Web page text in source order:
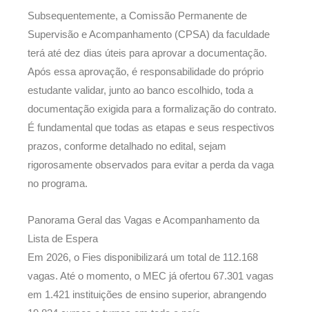
Subsequentemente, a Comissão Permanente de
Supervisão e Acompanhamento (CPSA) da faculdade
terá até dez dias úteis para aprovar a documentação.
Após essa aprovação, é responsabilidade do próprio
estudante validar, junto ao banco escolhido, toda a
documentação exigida para a formalização do contrato.
É fundamental que todas as etapas e seus respectivos
prazos, conforme detalhado no edital, sejam
rigorosamente observados para evitar a perda da vaga
no programa.
Panorama Geral das Vagas e Acompanhamento da
Lista de Espera
Em 2026, o Fies disponibilizará um total de 112.168
vagas. Até o momento, o MEC já ofertou 67.301 vagas
em 1.421 instituições de ensino superior, abrangendo